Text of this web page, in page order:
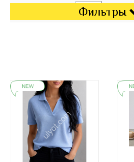
Фильтры